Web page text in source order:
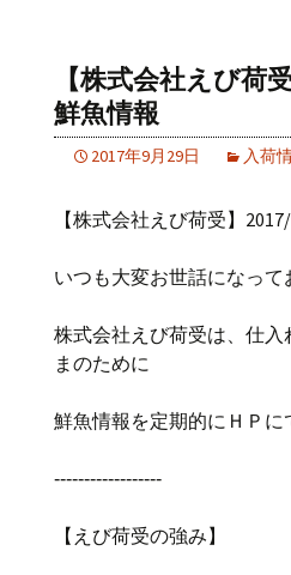
【株式会社えび
鮮魚情報
2017年9月29日 入荷
【株式会社えび荷受】
いつも大変お世話になって
株式会社えび荷受は、仕入
まのために
鮮魚情報を定期的にＨＰに
‐‐‐‐‐‐‐‐‐‐‐‐‐‐‐‐‐‐
【えび荷受の強み】